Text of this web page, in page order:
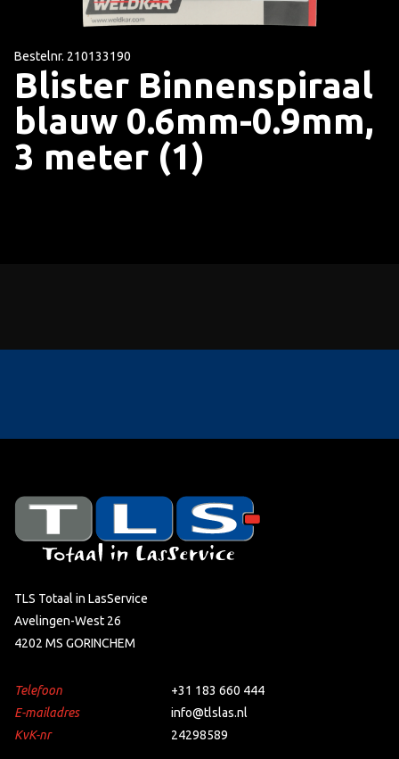
Bestelnr. 210133190
Blister Binnenspiraal
blauw 0.6mm-0.9mm,
3 meter (1)
TLS Totaal in LasService
Avelingen-West 26
4202 MS GORINCHEM
Telefoon
+31 183 660 444
E-mailadres
info@tlslas.nl
KvK-nr
24298589